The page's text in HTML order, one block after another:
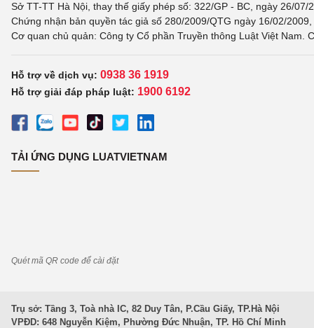
Sở TT-TT Hà Nội, thay thế giấy phép số: 322/GP - BC, ngày 26/
Chứng nhận bản quyền tác giả số 280/2009/QTG ngày 16/02/
Cơ quan chủ quản: Công ty Cổ phần Truyền thông Luật Việt Nam.
Hỗ trợ về dịch vụ: 0938 36 1919
Hỗ trợ giải đáp pháp luật: 1900 6192
TẢI ỨNG DỤNG LUATVIETNAM
Quét mã QR code để cài đặt
Trụ sở: Tầng 3, Toà nhà IC, 82 Duy Tân, P.Cầu Giấy, TP.Hà Nội
VPĐD: 648 Nguyễn Kiệm, Phường Đức Nhuận, TP. Hồ Chí Minh